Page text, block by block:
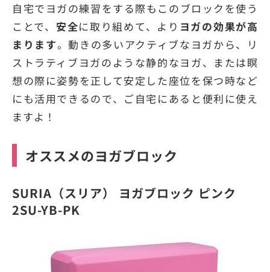
自宅でヨガの練習をする際もこのブロックを使う
ことで、 安全に取り組めて、より ヨガの効果が高
まります。動きの多いアクティブなヨガから、リ
ストラティブヨガのような静的なヨガ、または瞑
想の際に姿勢を正して安定した座位を保つ時など
にも活用できるので、ご自宅にあると便利に使え
ますよ！
オススメのヨガブロック
SURIA（スリア） ヨガブロック ピンク
2SU-YB-PK